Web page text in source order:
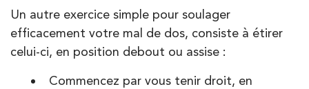
Un autre exercice simple pour soulager
efficacement votre mal de dos, consiste à étirer
celui-ci, en position debout ou assise :
Commencez par vous tenir droit, en
IK Meudon – 92
8 Rue de Paris 92190 Meudon
8 Rue de Paris 92190 Meudon
01 40 95 01 09
Kinésithérapie